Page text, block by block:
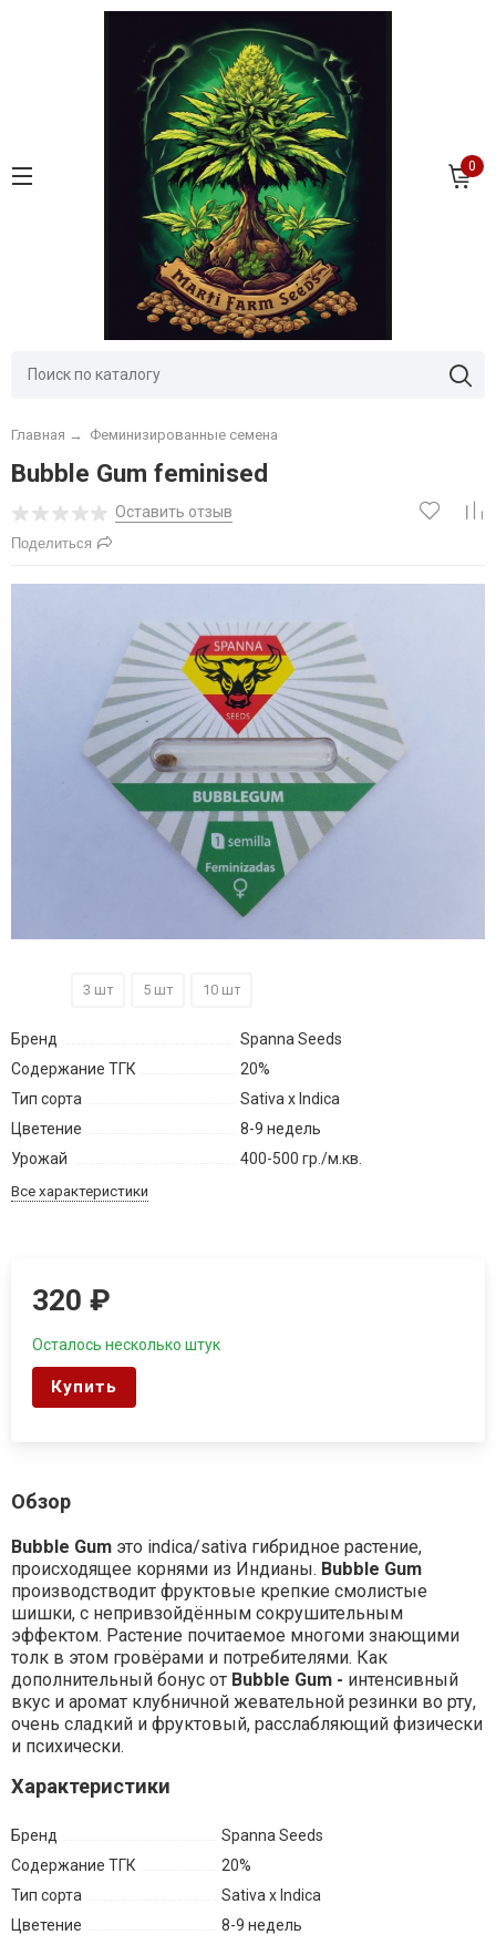
0
Главная → Феминизированные семена
Bubble Gum feminised
Оставить отзыв
Поделиться
3 шт 5 шт 10 шт
Бренд
Spanna Seeds
Содержание ТГК
20%
Тип сорта
Sativa x Indica
Цветение
8-9 недель
Урожай
400-500 гр./м.кв.
Все характеристики
320₽
Осталось несколько штук
Купить
Обзор
Bubble Gumэто indica/sativa гибридное растение,
происходящее корнями из Индианы. Bubble Gum
производстводит фруктовые крепкие смолистые
шишки, с непривзойдённым сокрушительным
эффектом. Растение почитаемое многоми знающими
толк в этом гровёрами и потребителями. Как
дополнительный бонус от Bubble Gum - интенсивный
вкус и аромат клубничной жевательной резинки во рту,
очень сладкий и фруктовый, расслабляющий физически
и психически.
Характеристики
Бренд
Spanna Seeds
Содержание ТГК
20%
Тип сорта
Sativa x Indica
Цветение
8-9 недель